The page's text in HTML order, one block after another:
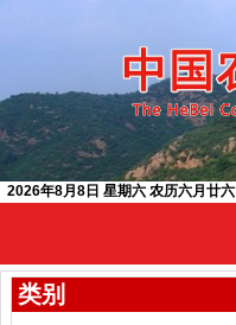
2026年8月8日 星期六 农历六月廿六
类别